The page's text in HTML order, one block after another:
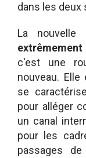
dans les deux
La
c'est une
nouveau.
se
pour alléger
un canal
pour les
passages